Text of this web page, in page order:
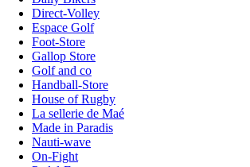
Direct-Volley
Espace Golf
Foot-Store
Gallop Store
Golf and co
Handball-Store
House of Rugby
La sellerie de Maé
Made in Paradis
Nauti-wave
On-Fight